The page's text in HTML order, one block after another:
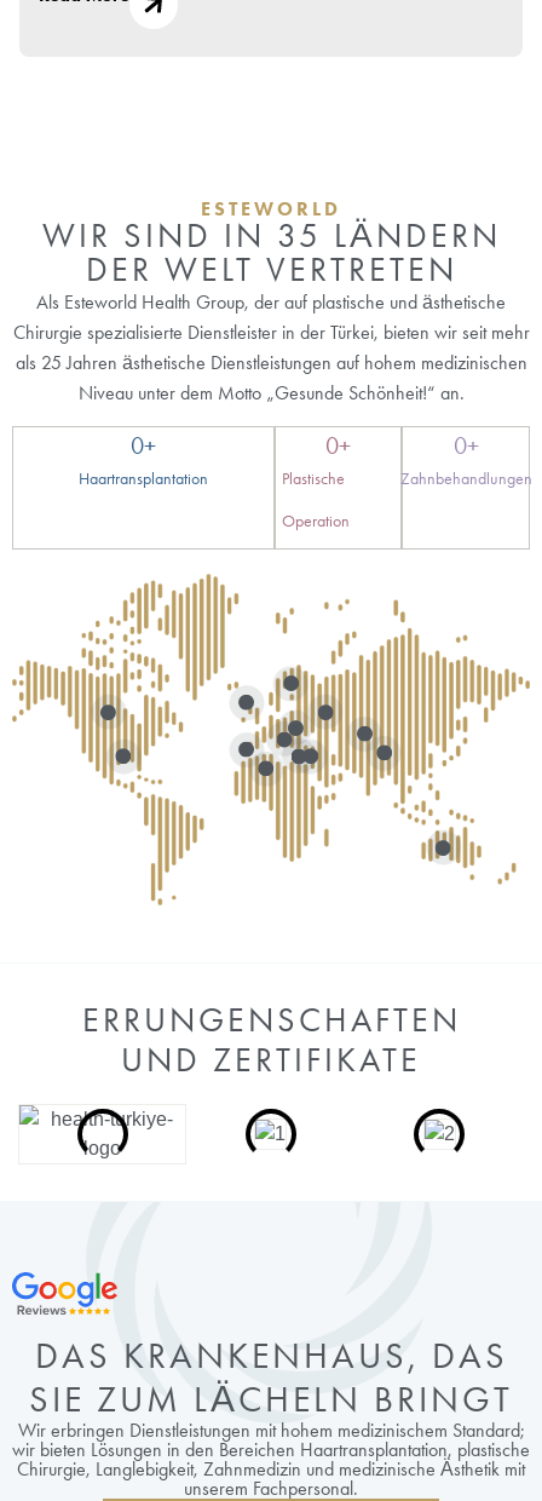
ESTEWORLD
WIR SIND IN 35 LÄNDERN
DER WELT VERTRETEN
Als Esteworld Health Group, der auf plastische und ästhetische
Chirurgie spezialisierte Dienstleister in der Türkei, bieten wir seit mehr
als 25 Jahren ästhetische Dienstleistungen auf hohem medizinischen
Niveau unter dem Motto „Gesunde Schönheit!“ an.
Haartransplantation
0+
Plastische
Operation
0+
Zahnbehandlungen
0+
ERRUNGENSCHAFTEN
UND ZERTIFIKATE
DAS KRANKENHAUS, DAS
SIE ZUM LÄCHELN BRINGT
Wir erbringen Dienstleistungen mit hohem medizinischem Standard;
wir bieten Lösungen in den Bereichen Haartransplantation, plastische
Chirurgie, Langlebigkeit, Zahnmedizin und medizinische Ästhetik mit
unserem Fachpersonal.